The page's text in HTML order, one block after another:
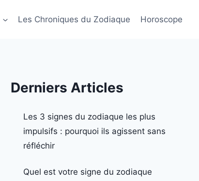
Les Chroniques du Zodiaque Horoscope
Derniers Articles
Les 3 signes du zodiaque les plus
impulsifs : pourquoi ils agissent sans
réfléchir
Quel est votre signe du zodiaque